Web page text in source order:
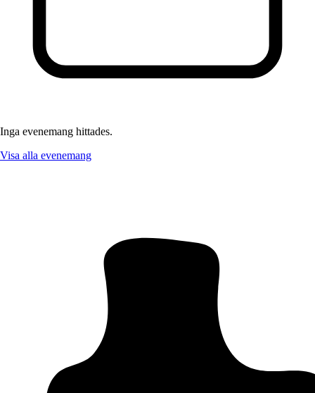
Inga evenemang hittades.
Visa alla evenemang